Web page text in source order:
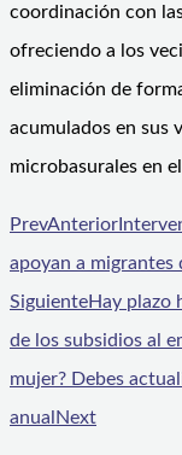
coordinación con
ofreciendo a los
eliminación de
acumulados en sus
microbasurales en
PrevAnterior
apoyan a migrantes
SiguienteHay plazo
de los subsidios al
mujer? Debes
anualNext